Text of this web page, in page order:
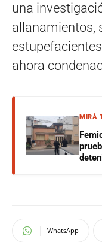
una
allanamientos,
ahora
MIRÁ
WhatsApp